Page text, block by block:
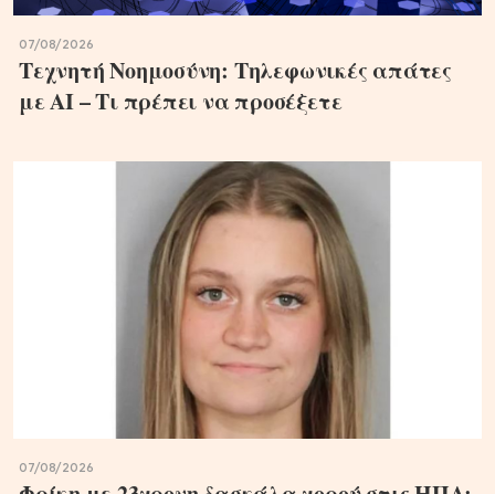
07/08/2026
Τεχνητή Νοημοσύνη: Τηλεφωνικές απάτες
με ΑΙ – Τι πρέπει να προσέξετε
07/08/2026